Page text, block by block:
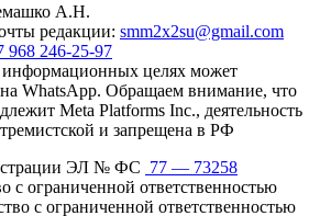
А.Н.
редакции: smm2x2su@gmail.com
968 246-25-97
информационных целях может
на WhatsApp. Обращаем внимание, что
Meta Platforms Inc., деятельность
и запрещена в РФ
ЭЛ № ФС 77 — 73258
с ограниченной ответственностью
с ограниченной ответственностью